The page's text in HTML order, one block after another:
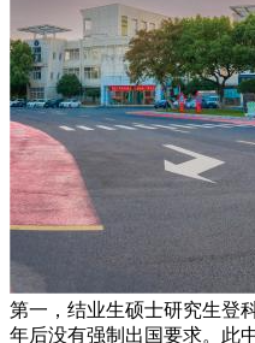
第一，结业生硕士研究生登
年后没有强制出国要求。此